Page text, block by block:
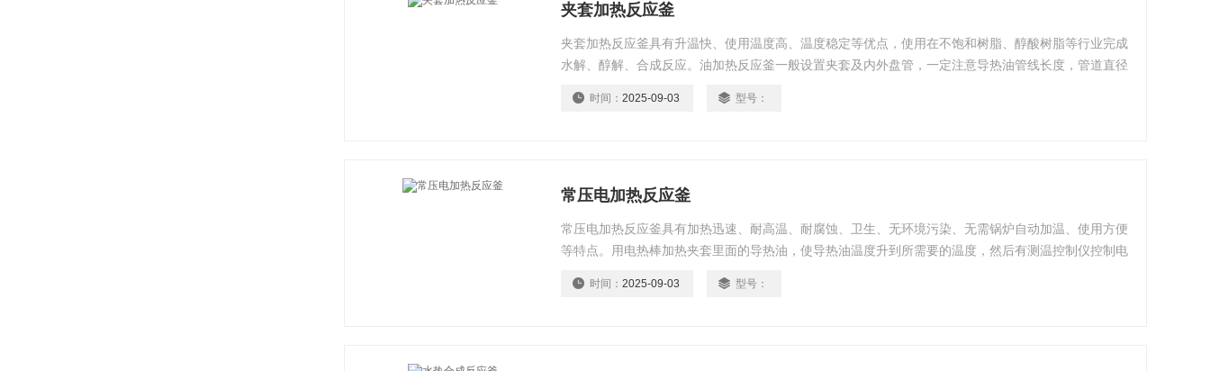
夹套加热反应釜
夹套加热反应釜具有升温快、使用温度高、温度稳定等优点，使用在不饱和树脂、醇酸树脂等行业完成
水解、醇解、合成反应。油加热反应釜一般设置夹套及内外盘管，一定注意导热油管线长度，管道直径
时间： 2025-09-03 型号：
常压电加热反应釜
常压电加热反应釜具有加热迅速、耐高温、耐腐蚀、卫生、无环境污染、无需锅炉自动加温、使用方便
等特点。用电热棒加热夹套里面的导热油，使导热油温度升到所需要的温度，然后有测温控制仪控制电
味品、食品添加剂、轻工等行业。
时间： 2025-09-03 型号：